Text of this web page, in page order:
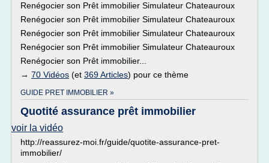
Renégocier son Prêt immobilier Simulateur Chateauroux
Renégocier son Prêt immobilier Simulateur Chateauroux
Renégocier son Prêt immobilier Simulateur Chateauroux
Renégocier son Prêt immobilier Simulateur Chateauroux
Renégocier son Prêt immobilier...
→ 70 Vidéos (et 369 Articles) pour ce thème
GUIDE PRET IMMOBILIER »
Quotité assurance prêt immobilier
voir la vidéo
http://reassurez-moi.fr/guide/quotite-assurance-pret-
immobilier/